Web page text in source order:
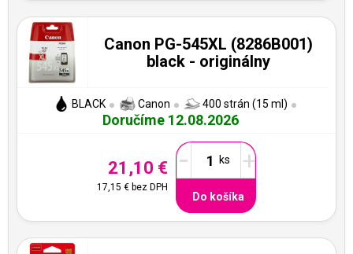
Canon PG-545XL (8286B001)
black - originálny
BLACK Canon 400 strán (15 ml)
Doručíme 12.08.2026
21,10 €
17,15 € bez DPH
- +
Do košíka